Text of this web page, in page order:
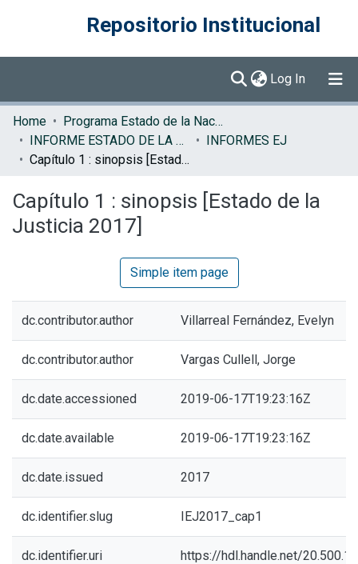
Repositorio Institucional
Log In (current)
Communities & Collections
Browse DSpace
Home
Programa Estado de la Nación (PEN)
INFORME ESTADO DE LA JUSTICIA
INFORMES EJ
Capítulo 1 : sinopsis [Estado de la Justicia 2017]
Capítulo 1 : sinopsis [Estado de la
Justicia 2017]
Simple item page
dc.contributor.author Villarreal Fernández, Evelyn
dc.contributor.author Vargas Cullell, Jorge
dc.date.accessioned 2019-06-17T19:23:16Z
dc.date.available 2019-06-17T19:23:16Z
dc.date.issued 2017
dc.identifier.slug IEJ2017_cap1
dc.identifier.uri https://hdl.handle.net/